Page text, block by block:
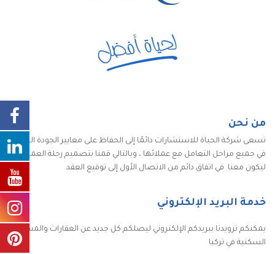
من نحن
تسعى شركة الحياة للاستشارات دائمًا إلى الحفاظ على معايير الجودة الكاملة
في جميع مراحل التعامل مع عملائها ، وبالتالي قمنا بتصميم رحلة العميل
ليكون معنا في اتفاق دائم من الاتصال الأول إلى توقيع العقد
خدمة البريد الإلكتروني
يمكنكم تزويدنا ببريدكم الإلكتروني ليصلكم كل جديد عن العقارات والمشاريع
السكنية في تركيا